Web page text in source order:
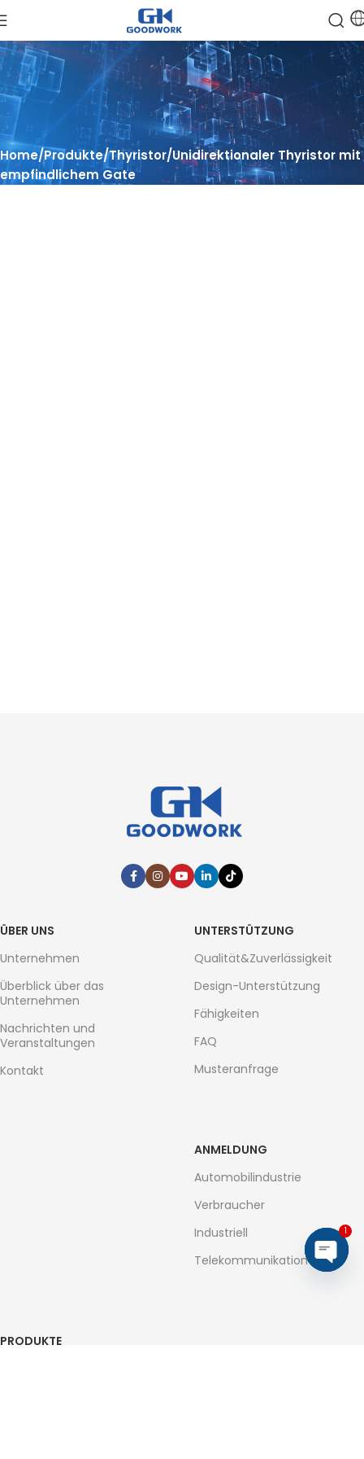
Home Produkte Thyristor Unidirektionaler Thyristor mit
empfindlichem Gate
ÜBER UNS
Unternehmen
Überblick über das
Unternehmen
Nachrichten und
Veranstaltungen
Kontakt
UNTERSTÜTZUNG
Qualität&Zuverlässigkeit
Design-Unterstützung
Fähigkeiten
FAQ
Musteranfrage
ANMELDUNG
Automobilindustrie
Verbraucher
Industriell
Telekommunikation
PRODUKTE
1